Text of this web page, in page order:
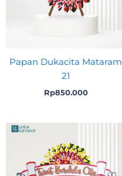
Papan Dukacita Mataram
21
Rp850.000